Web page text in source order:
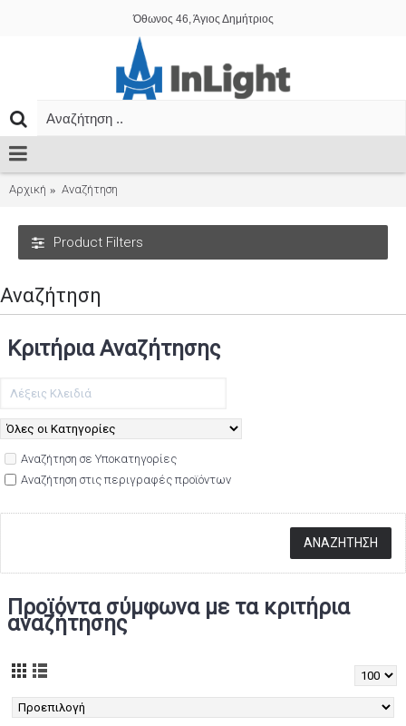
Όθωνος 46, Άγιος Δημήτριος
Αρχική Αναζήτηση
Product Filters
Αναζήτηση
Κριτήρια Αναζήτησης
Αναζήτηση σε Υποκατηγορίες
Αναζήτηση στις περιγραφές προϊόντων
Προϊόντα σύμφωνα με τα κριτήρια
αναζήτησης